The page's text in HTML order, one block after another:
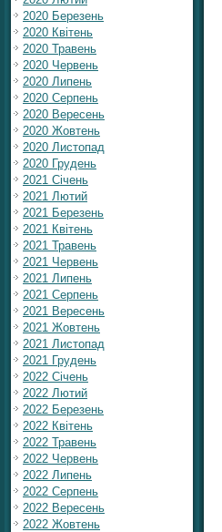
2020 Березень
2020 Квітень
2020 Травень
2020 Червень
2020 Липень
2020 Серпень
2020 Вересень
2020 Жовтень
2020 Листопад
2020 Грудень
2021 Січень
2021 Лютий
2021 Березень
2021 Квітень
2021 Травень
2021 Червень
2021 Липень
2021 Серпень
2021 Вересень
2021 Жовтень
2021 Листопад
2021 Грудень
2022 Січень
2022 Лютий
2022 Березень
2022 Квітень
2022 Травень
2022 Червень
2022 Липень
2022 Серпень
2022 Вересень
2022 Жовтень